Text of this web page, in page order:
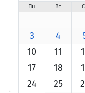
Пн Вт
3
4
10
11
17
18
24
25